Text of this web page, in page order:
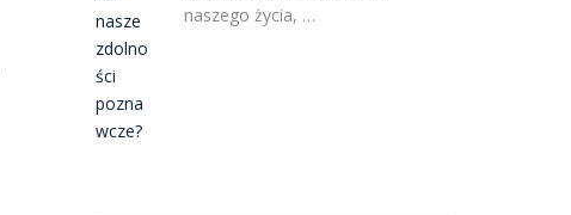
naszego życia, …